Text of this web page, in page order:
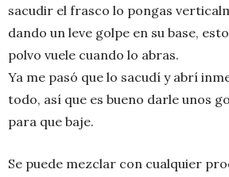
sacudir el frasco lo pongas
dando un leve golpe en su base,
polvo vuele cuando lo abras.
Ya me pasó que lo sacudí y abrí
todo, así que es bueno darle unos
para que baje.
Se puede mezclar con cualquier